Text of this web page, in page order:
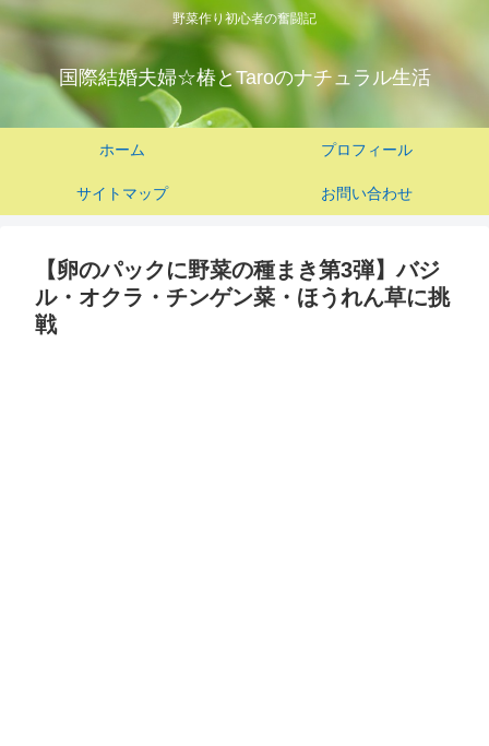
野菜作り初心者の奮闘記
国際結婚夫婦☆椿とTaroのナチュラル生活
ホーム プロフィール
サイトマップ お問い合わせ
【卵のパックに野菜の種まき第3弾】バジ
ル・オクラ・チンゲン菜・ほうれん草に挑
戦